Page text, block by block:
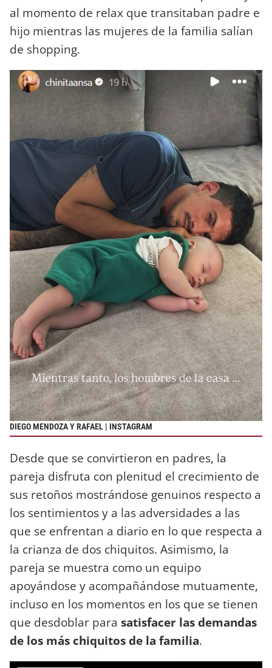
al momento de relax que transitaban padre e
hijo mientras las mujeres de la familia salían
de shopping.
DIEGO MENDOZA Y RAFAEL | INSTAGRAM
Desde que se convirtieron en padres, la
pareja disfruta con plenitud el crecimiento de
sus retoños mostrándose genuinos respecto a
los sentimientos y a las adversidades a las
que se enfrentan a diario en lo que respecta a
la crianza de dos chiquitos. Asimismo, la
pareja se muestra como un equipo
apoyándose y acompañándose mutuamente,
incluso en los momentos en los que se tienen
que desdoblar para satisfacer las demandas
de los más chiquitos de la familia.